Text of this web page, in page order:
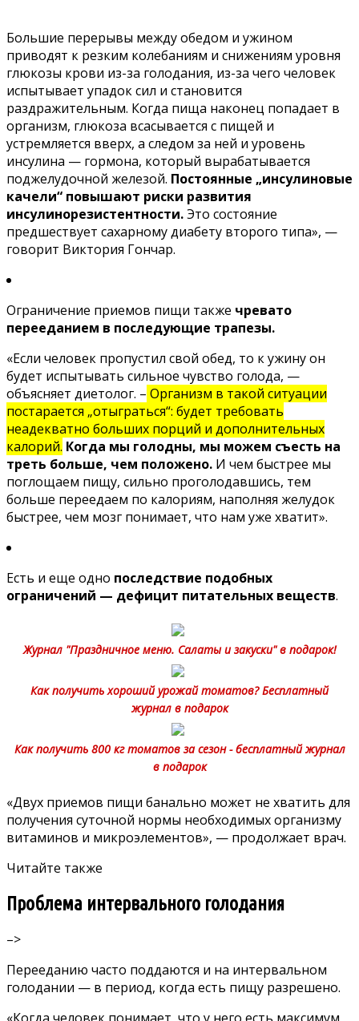
Большие перерывы между обедом и ужином
приводят к резким колебаниям и снижениям уровня
глюкозы крови из-за голодания, из-за чего человек
испытывает упадок сил и становится
раздражительным. Когда пища наконец попадает в
организм, глюкоза всасывается с пищей и
устремляется вверх, а следом за ней и уровень
инсулина — гормона, который вырабатывается
поджелудочной железой. Постоянные „инсулиновые
качели“ повышают риски развития
инсулинорезистентности.Это состояние
предшествует сахарному диабету второго типа», —
говорит Виктория Гончар.
Ограничение приемов пищи также чревато
перееданием в последующие трапезы.
«Если человек пропустил свой обед, то к ужину он
будет испытывать сильное чувство голода, —
объясняет диетолог. – Организм в такой ситуации
постарается „отыграться“: будет требовать
неадекватно больших порций и дополнительных
калорий. Когда мы голодны, мы можем съесть на
треть больше, чем положено. И чем быстрее мы
поглощаем пищу, сильно проголодавшись, тем
больше переедаем по калориям, наполняя желудок
быстрее, чем мозг понимает, что нам уже хватит».
Есть и еще одно последствие подобных
ограничений — дефицит питательных веществ.
Журнал "Праздничное меню. Салаты и закуски" в подарок!
Как получить хороший урожай томатов? Бесплатный
журнал в подарок
Как получить 800 кг томатов за сезон - бесплатный журнал
в подарок
«Двух приемов пищи банально может не хватить для
получения суточной нормы необходимых организму
витаминов и микроэлементов», — продолжает врач.
Читайте также
Проблема интервального голодания
–>
Перееданию часто поддаются и на интервальном
голодании — в период, когда есть пищу разрешено.